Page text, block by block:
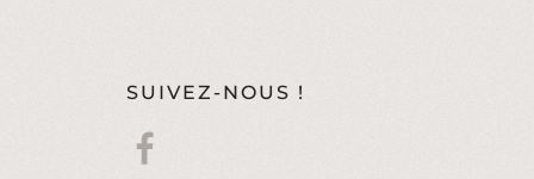
SUIVEZ-NOUS !